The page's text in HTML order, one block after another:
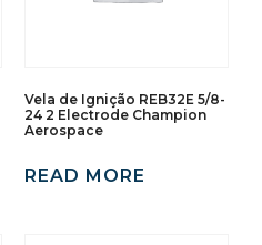
Vela de Ignição REB32E 5/8-
24 2 Electrode Champion
Aerospace
READ MORE